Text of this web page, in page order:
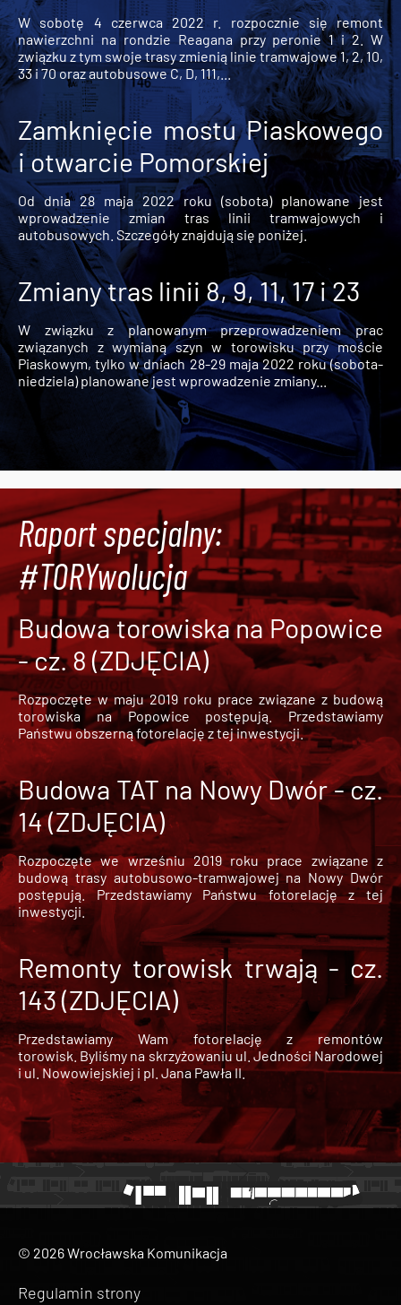
W sobotę 4 czerwca 2022 r. rozpocznie się remont
nawierzchni na rondzie Reagana przy peronie 1 i 2. W
związku z tym swoje trasy zmienią linie tramwajowe 1, 2, 10,
33 i 70 oraz autobusowe C, D, 111,...
Zamknięcie mostu Piaskowego
i otwarcie Pomorskiej
Od dnia 28 maja 2022 roku (sobota) planowane jest
wprowadzenie zmian tras linii tramwajowych i
autobusowych. Szczegóły znajdują się poniżej.
Zmiany tras linii 8, 9, 11, 17 i 23
W związku z planowanym przeprowadzeniem prac
związanych z wymianą szyn w torowisku przy moście
Piaskowym, tylko w dniach 28-29 maja 2022 roku (sobota-
niedziela) planowane jest wprowadzenie zmiany...
Raport specjalny:
#TORYwolucja
Budowa torowiska na Popowice
- cz. 8 (ZDJĘCIA)
Rozpoczęte w maju 2019 roku prace związane z budową
torowiska na Popowice
postępują. Przedstawiamy
Państwu obszerną fotorelację z tej inwestycji.
Budowa TAT na Nowy Dwór - cz.
14 (ZDJĘCIA)
Rozpoczęte we wrześniu 2019 roku prace związane z
budową trasy autobusowo-tramwajowej na Nowy Dwór
postępują. Przedstawiamy Państwu fotorelację z tej
inwestycji.
Remonty torowisk trwają - cz.
143 (ZDJĘCIA)
Przedstawiamy Wam fotorelację z remontów
torowisk. Byliśmy na skrzyżowaniu ul. Jedności Narodowej
i ul. Nowowiejskiej i pl. Jana Pawła II.
© 2026 Wrocławska Komunikacja
Regulamin strony